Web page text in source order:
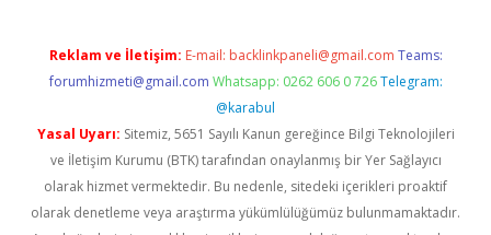
Reklam ve İletişim: E-mail: backlinkpaneli@gmail.com Teams:
forumhizmeti@gmail.com Whatsapp: 0262 606 0 726 Telegram:
@karabul
Yasal Uyarı: Sitemiz, 5651 Sayılı Kanun gereğince Bilgi Teknolojileri
ve İletişim Kurumu (BTK) tarafından onaylanmış bir Yer Sağlayıcı
olarak hizmet vermektedir. Bu nedenle, sitedeki içerikleri proaktif
olarak denetleme veya araştırma yükümlülüğümüz bulunmamaktadır.